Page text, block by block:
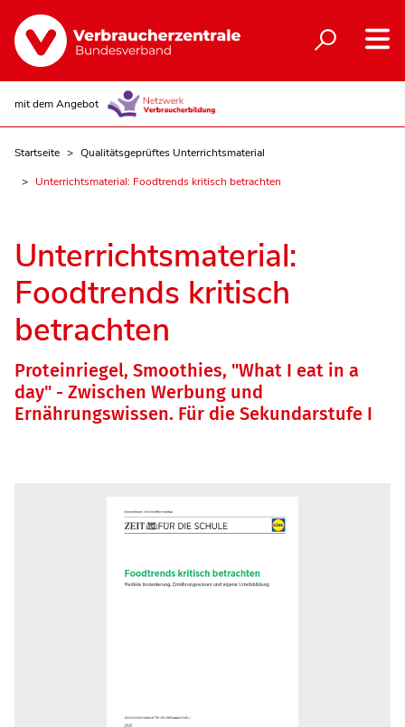
mit dem Angebot
Startseite
Qualitätsgeprüftes Unterrichtsmaterial
Unterrichtsmaterial: Foodtrends kritisch betrachten
Unterrichtsmaterial:
Foodtrends kritisch
betrachten
Proteinriegel, Smoothies, "What I eat in a
day" - Zwischen Werbung und
Ernährungswissen. Für die Sekundarstufe I